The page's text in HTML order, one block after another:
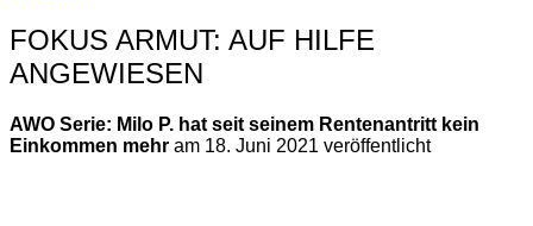
FOKUS ARMUT: AUF HILFE
ANGEWIESEN
AWO Serie: Milo P. hat seit seinem Rentenantritt kein
Einkommen mehr am 18. Juni 2021 veröffentlicht